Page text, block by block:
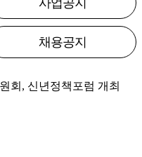
채용공지
회, 신년정책포럼 개최